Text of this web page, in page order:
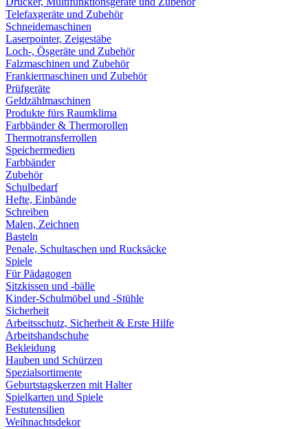
Telefaxgeräte und Zubehör
Schneidemaschinen
Laserpointer, Zeigestäbe
Loch-, Ösgeräte und Zubehör
Falzmaschinen und Zubehör
Frankiermaschinen und Zubehör
Prüfgeräte
Geldzählmaschinen
Produkte fürs Raumklima
Farbbänder & Thermorollen
Thermotransferrollen
Speichermedien
Farbbänder
Zubehör
Schulbedarf
Hefte, Einbände
Schreiben
Malen, Zeichnen
Basteln
Penale, Schultaschen und Rucksäcke
Spiele
Für Pädagogen
Sitzkissen und -bälle
Kinder-Schulmöbel und -Stühle
Sicherheit
Arbeitsschutz, Sicherheit & Erste Hilfe
Arbeitshandschuhe
Bekleidung
Hauben und Schürzen
Spezialsortimente
Geburtstagskerzen mit Halter
Spielkarten und Spiele
Festutensilien
Weihnachtsdekor